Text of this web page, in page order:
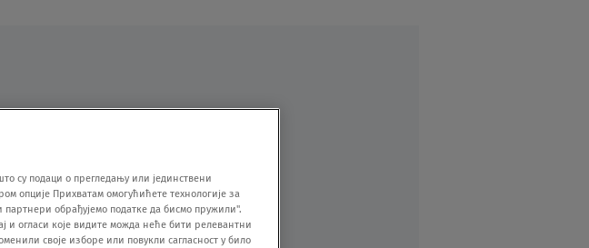
су подаци о прегледању или јединствени
опције Прихватам омогућићете технологије за
обрађујемо податке да бисмо пружили".
и огласи које видите можда неће бити релевантни
своје изборе или повукли сагласност у било